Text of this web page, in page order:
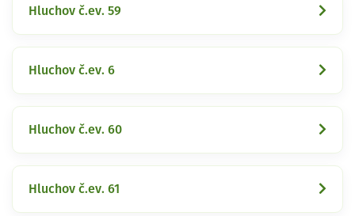
Hluchov č.ev. 59
Hluchov č.ev. 6
Hluchov č.ev. 60
Hluchov č.ev. 61